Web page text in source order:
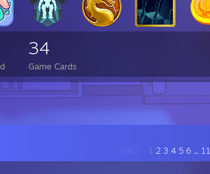
34
Game Cards
< 1 2 3 4 5 6 ... 11